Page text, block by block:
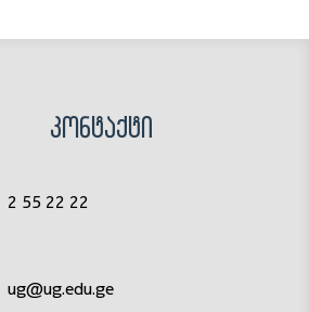
კონტაქტი
2 55 22 22
ug@ug.edu.ge